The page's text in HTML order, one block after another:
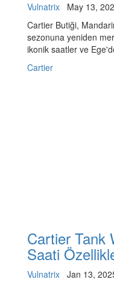
Vulnatrix May 13,
Cartier Butiği,
sezonuna yeniden
ikonik saatler ve
Cartier
Cartier Tank
Saati
Vulnatrix Jan 13,